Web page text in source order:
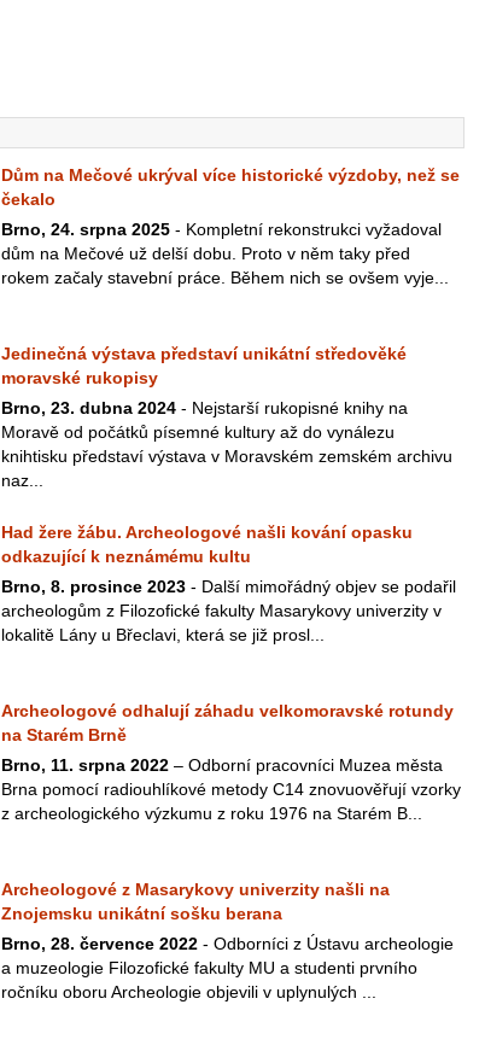
Dům na Mečové ukrýval více historické výzdoby, než se
čekalo
Brno, 24. srpna 2025 - Kompletní rekonstrukci vyžadoval
dům na Mečové už delší dobu. Proto v něm taky před
rokem začaly stavební práce. Během nich se ovšem vyje...
Jedinečná výstava představí unikátní středověké
moravské rukopisy
Brno, 23. dubna 2024 - Nejstarší rukopisné knihy na
Moravě od počátků písemné kultury až do vynálezu
knihtisku představí výstava v Moravském zemském archivu
naz...
Had žere žábu. Archeologové našli kování opasku
odkazující k neznámému kultu
Brno, 8. prosince 2023 - Další mimořádný objev se podařil
archeologům z Filozofické fakulty Masarykovy univerzity v
lokalitě Lány u Břeclavi, která se již prosl...
Archeologové odhalují záhadu velkomoravské rotundy
na Starém Brně
Brno, 11. srpna 2022 – Odborní pracovníci Muzea města
Brna pomocí radiouhlíkové metody C14 znovuověřují vzorky
z archeologického výzkumu z roku 1976 na Starém B...
Archeologové z Masarykovy univerzity našli na
Znojemsku unikátní sošku berana
Brno, 28. července 2022 - Odborníci z Ústavu archeologie
a muzeologie Filozofické fakulty MU a studenti prvního
ročníku oboru Archeologie objevili v uplynulých ...